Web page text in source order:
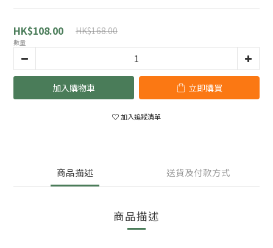
HK$108.00 HK$168.00
數量
加入購物車 立即購買
加入追蹤清單
商品描述 送貨及付款方式
商品描述